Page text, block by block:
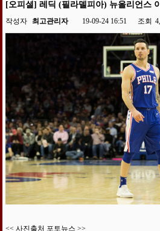
[오피셜] 레딕 (필라델피아) 뉴올리언스
작성자 최고관리자 19-09-24 16:51 조회
<< 사진출처 포토뉴스 >>